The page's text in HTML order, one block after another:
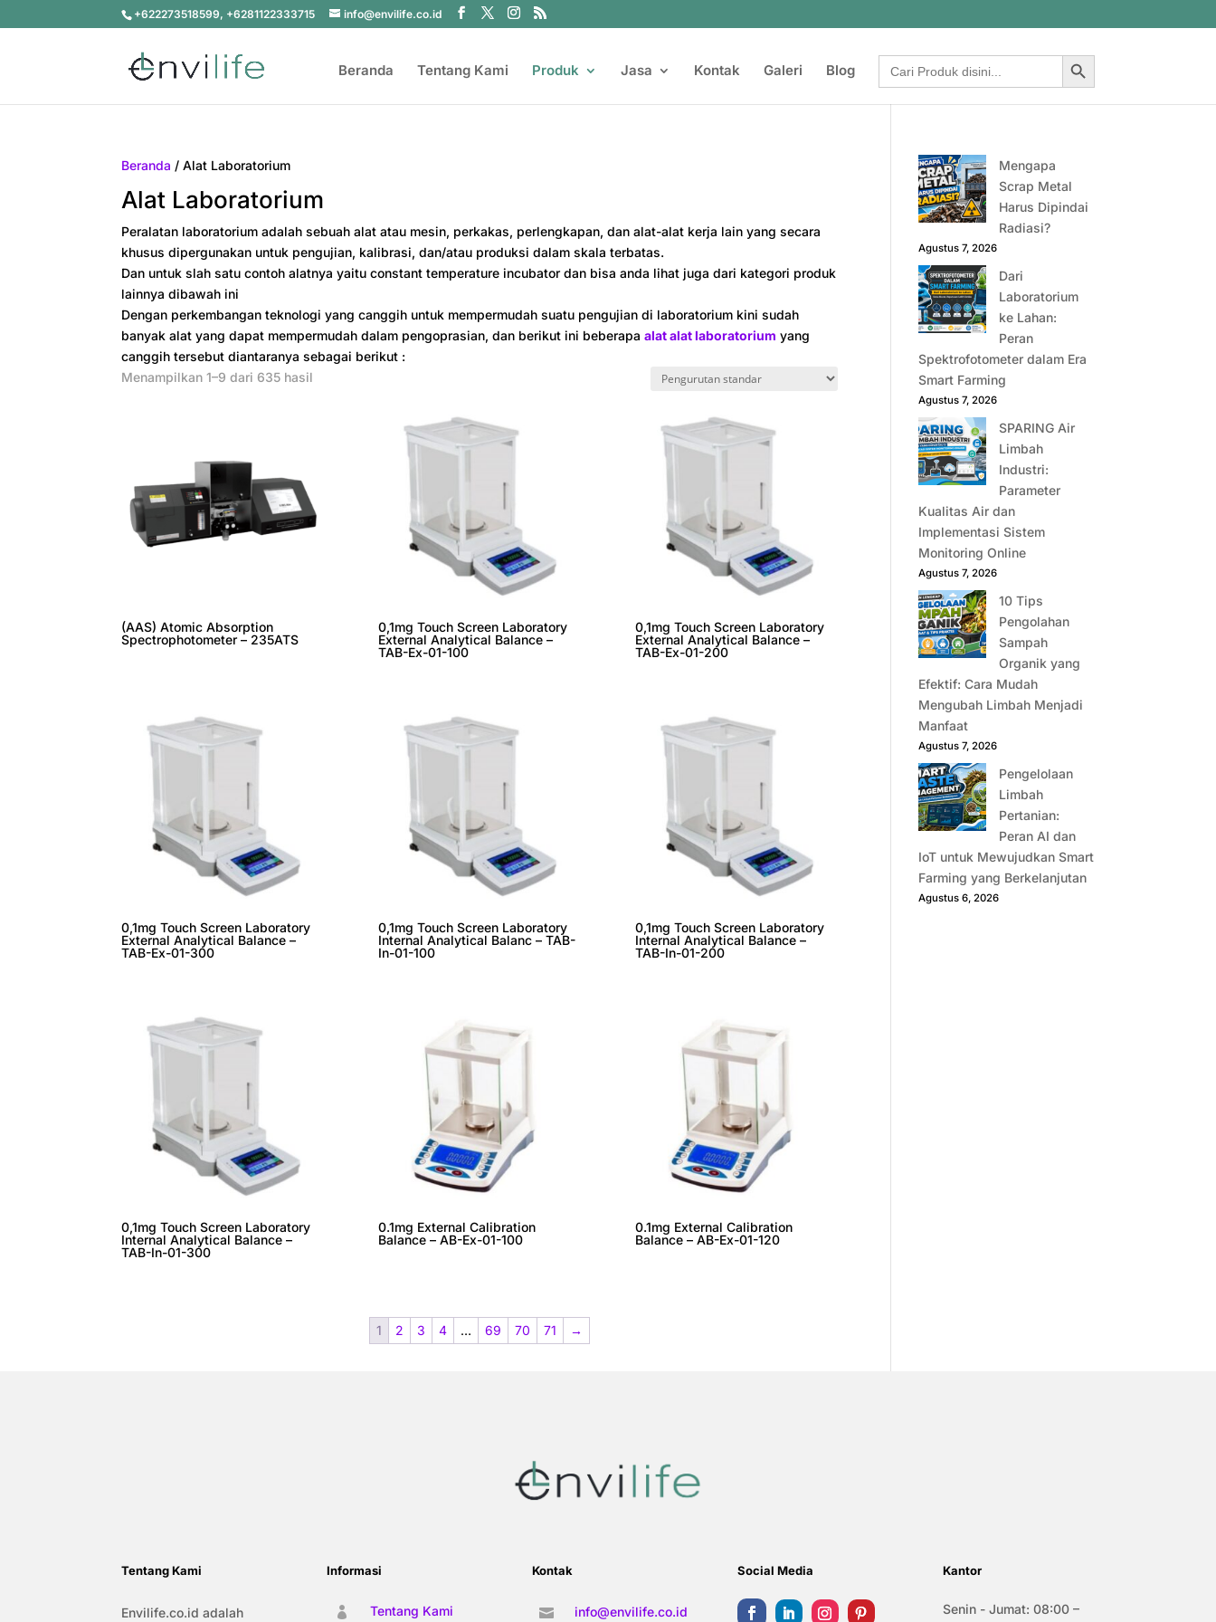
+622273518599, +6281122333715 info@envilife.co.id
Beranda Tentang Kami Produk Jasa Kontak Galeri Blog
Search
for:
Search Button
Beranda / Alat Laboratorium
Alat Laboratorium
Peralatan laboratorium adalah sebuah alat atau mesin, perkakas, perlengkapan, dan alat-alat kerja lain yang secara
khusus dipergunakan untuk pengujian, kalibrasi, dan/atau produksi dalam skala terbatas.
Dan untuk slah satu contoh alatnya yaituconstant temperature incubator dan bisa anda lihat juga dari kategori produk
lainnya dibawah ini
Dengan perkembangan teknologi yang canggih untuk mempermudah suatu pengujian di laboratorium kini sudah
banyak alat yang dapat mempermudah dalam pengoprasian, dan berikut ini beberapaalat alat laboratorium yang
canggih tersebut diantaranya sebagai berikut :
Menampilkan 1–9 dari 635 hasil
(AAS) Atomic Absorption
Spectrophotometer – 235ATS
0,1mg Touch Screen Laboratory
External Analytical Balance –
TAB-Ex-01-100
0,1mg Touch Screen Laboratory
External Analytical Balance –
TAB-Ex-01-200
0,1mg Touch Screen Laboratory
External Analytical Balance –
TAB-Ex-01-300
0,1mg Touch Screen Laboratory
Internal Analytical Balanc – TAB-
In-01-100
0,1mg Touch Screen Laboratory
Internal Analytical Balance –
TAB-In-01-200
0,1mg Touch Screen Laboratory
Internal Analytical Balance –
TAB-In-01-300
0.1mg External Calibration
Balance – AB-Ex-01-100
0.1mg External Calibration
Balance – AB-Ex-01-120
1 2 3 4 … 69 70 71 →
Mengapa
Scrap Metal
Harus Dipindai
Radiasi?
Agustus 7, 2026
Dari
Laboratorium
ke Lahan:
Peran
Spektrofotometer dalam Era
Smart Farming
Agustus 7, 2026
SPARING Air
Limbah
Industri:
Parameter
Kualitas Air dan
Implementasi Sistem
Monitoring Online
Agustus 7, 2026
10 Tips
Pengolahan
Sampah
Organik yang
Efektif: Cara Mudah
Mengubah Limbah Menjadi
Manfaat
Agustus 7, 2026
Pengelolaan
Limbah
Pertanian:
Peran AI dan
IoT untuk Mewujudkan Smart
Farming yang Berkelanjutan
Agustus 6, 2026
Tentang Kami
Envilife.co.id adalah
Informasi
 Tentang Kami
Kontak
 info@envilife.co.id
Social Media Kantor
Senin - Jumat: 08:00 –